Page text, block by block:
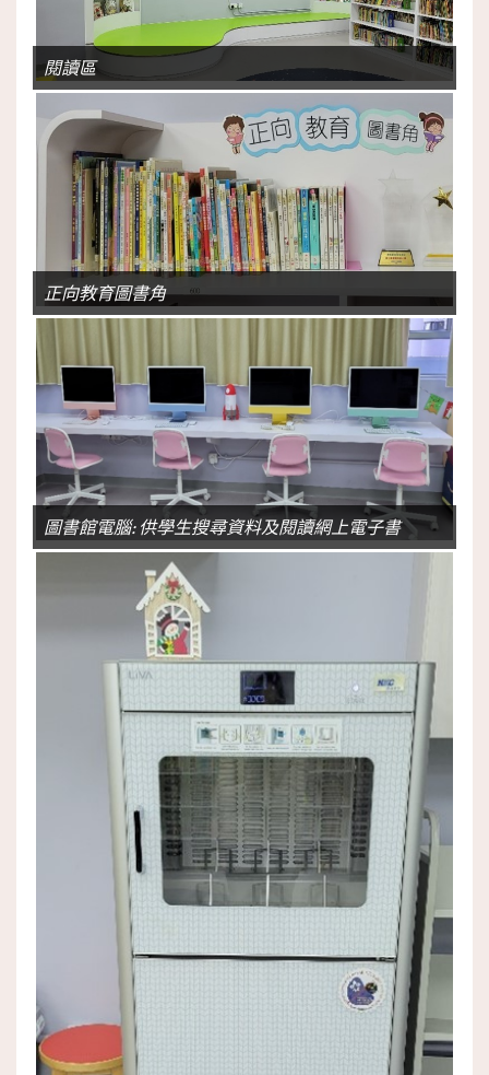
閱讀區
正向教育圖書角
圖書館電腦: 供學生搜尋資料及閱讀網上電子書